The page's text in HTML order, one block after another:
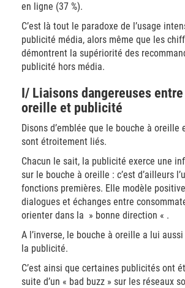
en ligne (37 %).
C’est là tout le paradoxe de l’usage
publicité média, alors même que les
démontrent la supériorité des
publicité hors média.
I/ Liaisons dangereuses
oreille et publicité
Disons d’emblée que le bouche à oreille
sont étroitement liés.
Chacun le sait, la publicité exerce une
sur le bouche à oreille : c’est d’ailleurs
fonctions premières. Elle modèle
dialogues et échanges entre
orienter dans la » bonne direction « .
A l’inverse, le bouche à oreille a lui
la publicité.
C’est ainsi que certaines publicités ont
suite d’un « bad buzz » sur les réseaux